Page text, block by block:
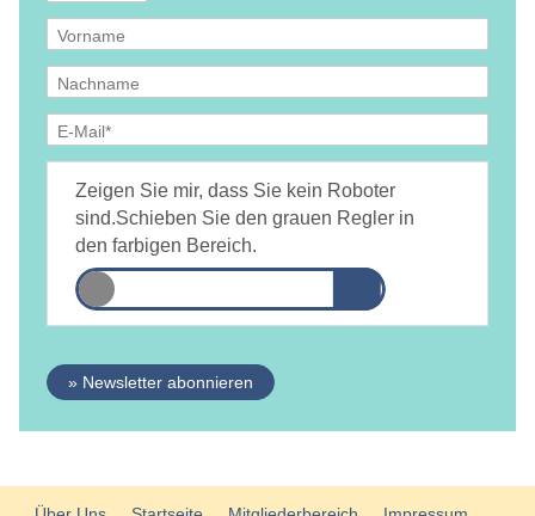
DAMiD mich per E-Mail über Themen und Veranstaltungen
informiert.
Zeigen Sie mir, dass Sie kein Roboter
sind.Schieben Sie den grauen Regler in
den farbigen Bereich.
» Newsletter abonnieren